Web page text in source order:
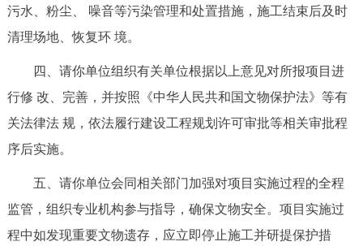
污水、粉尘、 噪音等污染管理和处置措施，施工结束后及时
清理场地、恢复环 境。
四、请你单位组织有关单位根据以上意见对所报项目进
行修 改、完善，并按照《中华人民共和国文物保护法》等有
关法律法 规，依法履行建设工程规划许可审批等相关审批程
序后实施。
五、请你单位会同相关部门加强对项目实施过程的全程
监管，组织专业机构参与指导，确保文物安全。项目实施过
程中如发现重要文物遗存，应立即停止施工并研提保护措